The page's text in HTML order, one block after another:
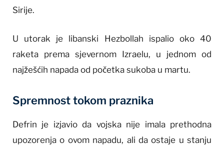
Sirije.
U utorak je libanski Hezbollah ispalio oko 40
raketa prema sjevernom Izraelu, u jednom od
najžešćih napada od početka sukoba u martu.
Spremnost tokom praznika
Defrin je izjavio da vojska nije imala prethodna
upozorenja o ovom napadu, ali da ostaje u stanju